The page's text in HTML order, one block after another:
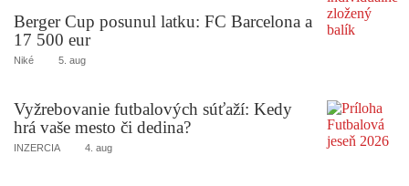
Berger Cup posunul latku: FC Barcelona a
17 500 eur
Niké 5. aug
Vyžrebovanie futbalových súťaží: Kedy
hrá vaše mesto či dedina?
INZERCIA 4. aug